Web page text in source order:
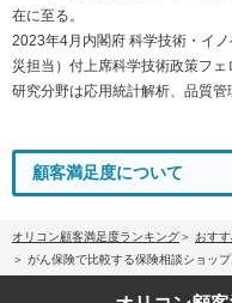
在に至る。
2023年4月内閣府 科学技術・イ
災担当）付上席科学技術政策フェ
研究分野は応用統計解析、品質管
顧客満足度について
オリコン顧客満足度ランキング おす
がん保険で比較する保険相談ショッ